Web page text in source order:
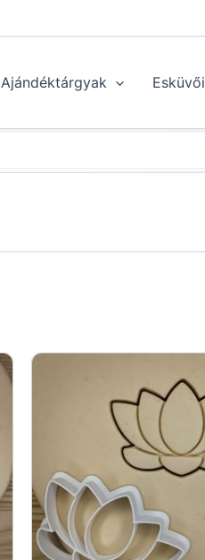
Ajándéktárgyak
Esküvői